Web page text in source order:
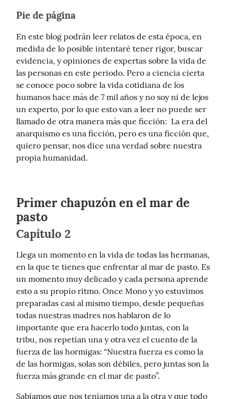
Pie de página
En este blog podrán leer relatos de esta época, en
medida de lo posible intentaré tener rigor, buscar
evidencia, y opiniones de expertas sobre la vida de
las personas en este periodo. Pero a ciencia cierta
se conoce poco sobre la vida cotidiana de los
humanos hace más de 7 mil años y no soy ni de lejos
un experto, por lo que esto van a leer no puede ser
llamado de otra manera más que ficción:  La era del
anarquismo es una ficción, pero es una ficción que,
quiero pensar, nos dice una verdad sobre nuestra
propia humanidad.
Primer chapuzón en el mar de
pasto
Capítulo 2
Llega un momento en la vida de todas las hermanas,
en la que te tienes que enfrentar al mar de pasto. Es
un momento muy delicado y cada persona aprende
esto a su propio ritmo. Once Mono y yo estuvimos
preparadas casi al mismo tiempo, desde pequeñas
todas nuestras madres nos hablaron de lo
importante que era hacerlo todo juntas, con la
tribu, nos repetían una y otra vez el cuento de la
fuerza de las hormigas: “Nuestra fuerza es como la
de las hormigas, solas son débiles, pero juntas son la
fuerza más grande en el mar de pasto”.
Sabíamos que nos teníamos una a la otra y que todo